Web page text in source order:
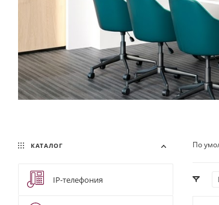
По
КАТАЛОГ
IP-телефония